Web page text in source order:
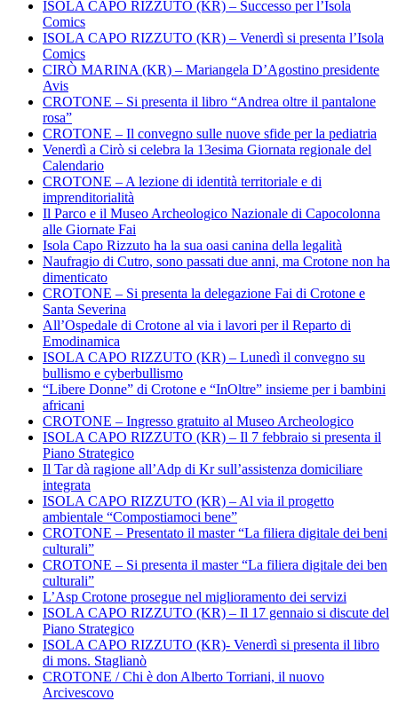
ISOLA CAPO RIZZUTO (KR) – Successo per l’Isola
Comics
ISOLA CAPO RIZZUTO (KR) – Venerdì si presenta l’Isola
Comics
CIRÒ MARINA (KR) – Mariangela D’Agostino presidente
Avis
CROTONE – Si presenta il libro “Andrea oltre il pantalone
rosa”
CROTONE – Il convegno sulle nuove sfide per la pediatria
Venerdì a Cirò si celebra la 13esima Giornata regionale del
Calendario
CROTONE – A lezione di identità territoriale e di
imprenditorialità
Il Parco e il Museo Archeologico Nazionale di Capocolonna
alle Giornate Fai
Isola Capo Rizzuto ha la sua oasi canina della legalità
Naufragio di Cutro, sono passati due anni, ma Crotone non ha
dimenticato
CROTONE – Si presenta la delegazione Fai di Crotone e
Santa Severina
All’Ospedale di Crotone al via i lavori per il Reparto di
Emodinamica
ISOLA CAPO RIZZUTO (KR) – Lunedì il convegno su
bullismo e cyberbullismo
“Libere Donne” di Crotone e “InOltre” insieme per i bambini
africani
CROTONE – Ingresso gratuito al Museo Archeologico
ISOLA CAPO RIZZUTO (KR) – Il 7 febbraio si presenta il
Piano Strategico
Il Tar dà ragione all’Adp di Kr sull’assistenza domiciliare
integrata
ISOLA CAPO RIZZUTO (KR) – Al via il progetto
ambientale “Compostiamoci bene”
CROTONE – Presentato il master “La filiera digitale dei beni
culturali”
CROTONE – Si presenta il master “La filiera digitale dei ben
culturali”
L’Asp Crotone prosegue nel miglioramento dei servizi
ISOLA CAPO RIZZUTO (KR) – Il 17 gennaio si discute del
Piano Strategico
ISOLA CAPO RIZZUTO (KR)- Venerdì si presenta il libro
di mons. Staglianò
CROTONE / Chi è don Alberto Torriani, il nuovo
Arcivescovo